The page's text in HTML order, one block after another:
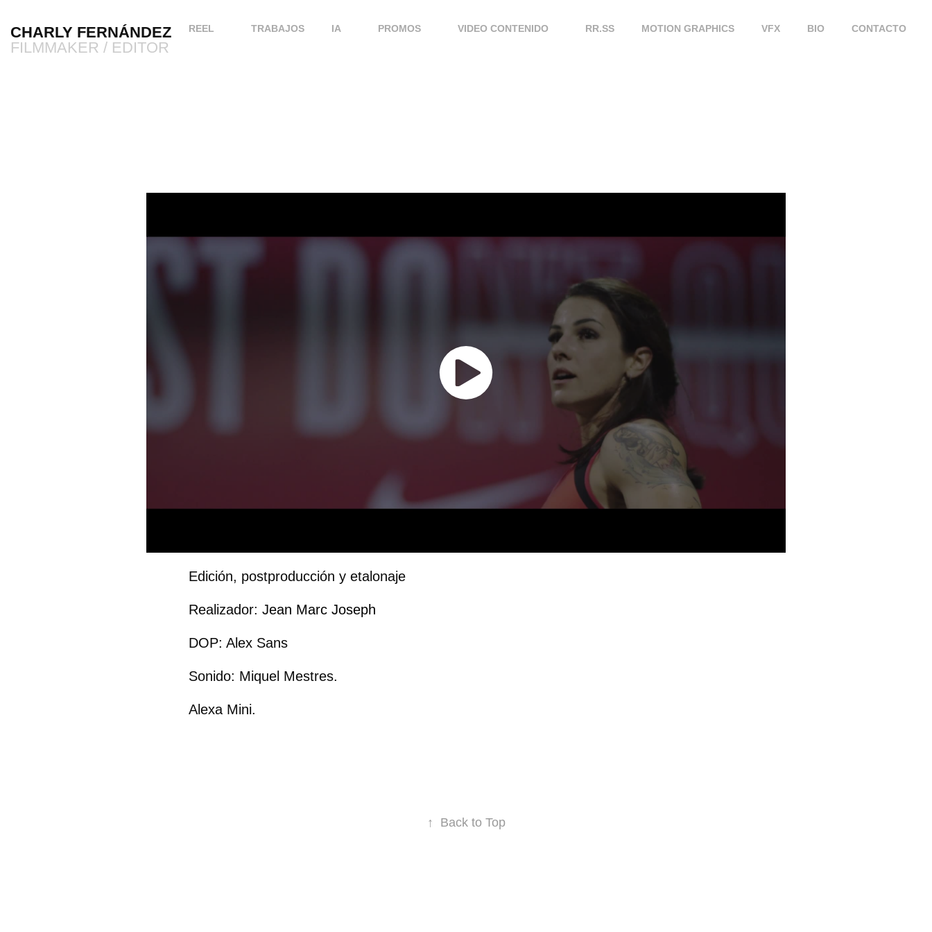
FILMMAKER / EDITOR
REEL TRABAJOS IA PROMOS VIDEO CONTENIDO RR.SS MOTION GRAPHICS VFX BIO CONTACTO
Edición, postproducción y etalonaje
Realizador: Jean Marc Joseph​​​​​​​
DOP: Alex Sans
Sonido: Miquel Mestres.
Alexa Mini.
↑ Back to Top